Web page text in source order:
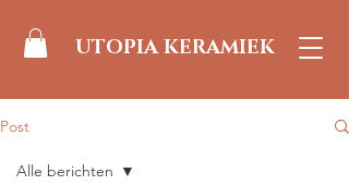
UTOPIA KERAMIEK
Post
Alle berichten